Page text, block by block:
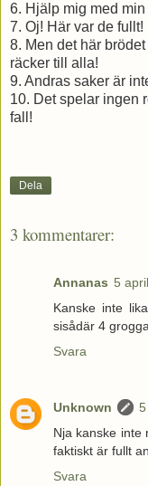
6. Hjälp mig med
7. Oj! Här var de fullt!
8. Men det här
räcker till alla!
9. Andras saker är
10. Det spelar ingen
fall!
Dela
3 kommentarer:
Annanas 5
Kanske inte
sisådär 4
Svara
Unknown
Nja kanske inte
faktiskt är fullt
Svara